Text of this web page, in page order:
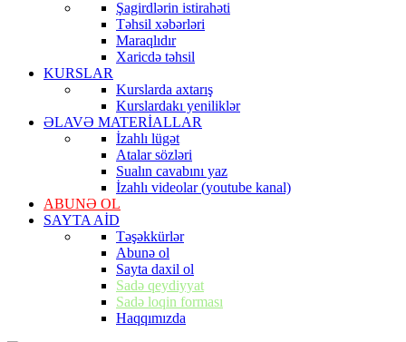
Şagirdlərin istirahəti
Təhsil xəbərləri
Maraqlıdır
Xaricdə təhsil
KURSLAR
Kurslarda axtarış
Kurslardakı yeniliklər
ƏLAVƏ MATERİALLAR
İzahlı lügət
Atalar sözləri
Sualın cavabını yaz
İzahlı videolar (youtube kanal)
ABUNƏ OL
SAYTA AİD
Təşəkkürlər
Abunə ol
Sayta daxil ol
Sadə qeydiyyat
Sadə loqin forması
Haqqımızda